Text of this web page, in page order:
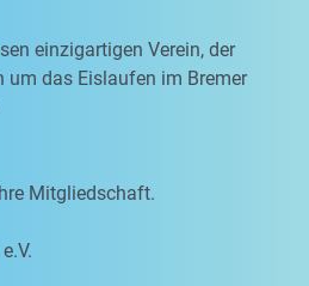
einzigartigen Verein, der
um das Eislaufen im Bremer
Mitgliedschaft.